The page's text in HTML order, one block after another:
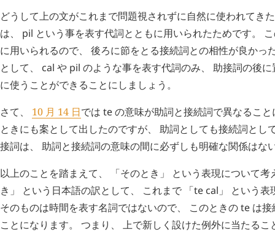
どうして上の文がこれまで問題視されずに自然に使われてき
は、 pil という事を表す代詞とともに用いられたためです。
に用いられるので、 後ろに節をとる接続詞との相性が良かっ
として、 cal や pil のような事を表す代詞のみ、 助接詞の後
に使うことができることにしましょう。
さて、 10 月 14 日では teの意味が助詞と接続詞で異なるこ
ときにも案として出したのですが、 助詞としても接続詞とし
接詞は、 助詞と接続詞の意味の間に必ずしも明確な関係はな
以上のことを踏まえて、 「そのとき」 という表現について
き」 という日本語の訳として、 これまで 「te cal 」 という
そのものは時間を表す名詞ではないので、 このときのte は
ことになります。 つまり、 上で新しく設けた例外に当たる